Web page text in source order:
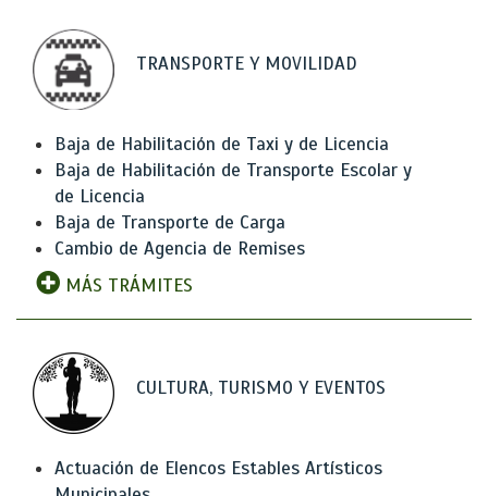
TRANSPORTE Y MOVILIDAD
Baja de Habilitación de Taxi y de Licencia
Baja de Habilitación de Transporte Escolar y
de Licencia
Baja de Transporte de Carga
Cambio de Agencia de Remises
MÁS TRÁMITES
CULTURA, TURISMO Y EVENTOS
Actuación de Elencos Estables Artísticos